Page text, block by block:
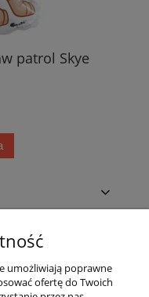
patrol Skye
umożliwiają poprawne
ofertę do Twoich